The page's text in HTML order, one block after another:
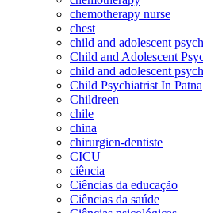
chemotherapy nurse
chest
child and adolescent
Child and Adolescent
child and adolescent
Child Psychiatrist In Patna
Childreen
chile
china
chirurgien-dentiste
CICU
ciência
Ciências da educação
Ciências da saúde